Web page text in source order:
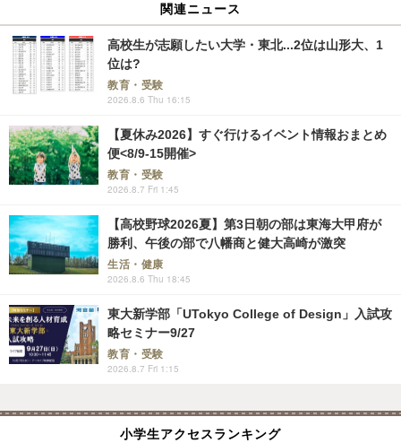
関連ニュース
高校生が志願したい大学・東北...2位は山形大、1
位は?
教育・受験
2026.8.6 Thu 16:15
【夏休み2026】すぐ行けるイベント情報おまとめ
便<8/9-15開催>
教育・受験
2026.8.7 Fri 1:45
【高校野球2026夏】第3日朝の部は東海大甲府が
勝利、午後の部で八幡商と健大高崎が激突
生活・健康
2026.8.6 Thu 18:45
東大新学部「UTokyo College of Design」入試攻
略セミナー9/27
教育・受験
2026.8.7 Fri 1:15
小学生アクセスランキング